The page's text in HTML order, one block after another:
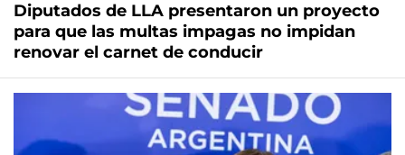
Diputados de LLA presentaron un proyecto
para que las multas impagas no impidan
renovar el carnet de conducir